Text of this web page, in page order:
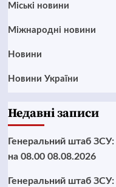
Mіські новини
Міжнародні новини
Новини
Новини України
Недавні записи
Генеральний штаб
на 08.00 08.08.2026
Генеральний штаб